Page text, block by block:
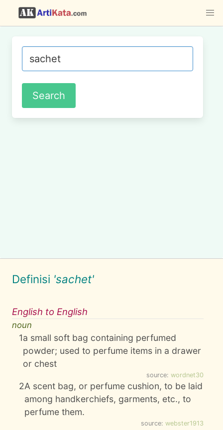
Definisi 'sachet'
English to English
noun
1a small soft bag containing perfumed
powder; used to perfume items in a drawer
or chest
source: wordnet30
2A scent bag, or perfume cushion, to be laid
among handkerchiefs, garments, etc., to
perfume them.
source: webster1913